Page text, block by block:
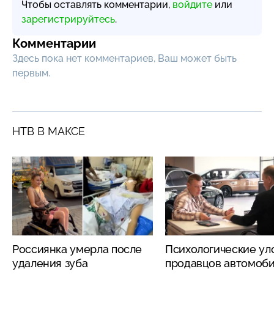
Чтобы оставлять комментарии, войдите или
зарегистрируйтесь.
Комментарии
Здесь пока нет комментариев, Ваш может быть
первым.
НТВ В МАКСЕ
Россиянка умерла после
удаления зуба
Психологические
продавцов